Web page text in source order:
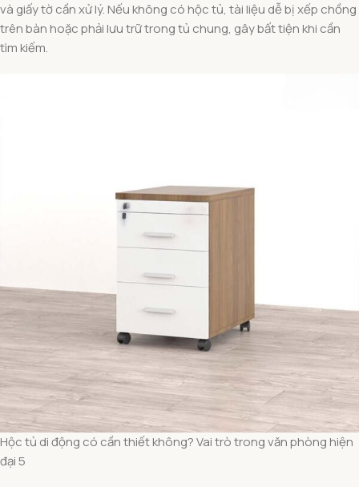
và giấy tờ cần xử lý. Nếu không có hộc tủ, tài liệu dễ bị xếp chồng
trên bàn hoặc phải lưu trữ trong tủ chung, gây bất tiện khi cần
tìm kiếm.
Hộc tủ di động có cần thiết không? Vai trò trong văn phòng hiện
đại 5